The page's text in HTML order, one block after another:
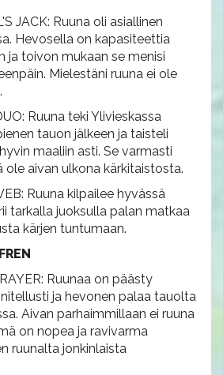
JACK: Ruuna oli asiallinen
Hevosella on kapasiteettia
ja toivon mukaan se menisi
Mielestäni ruuna ei ole
Ruuna teki Ylivieskassa
tauon jälkeen ja taisteli
maaliin asti. Se varmasti
ole aivan ulkona kärkitaistosta.
Ruuna kilpailee hyvässä
tarkalla juoksulla palan matkaa
kärjen tuntumaan.
Ruunaa on päästy
ja hevonen palaa tauolta
Aivan parhaimmillaan ei ruuna
on nopea ja ravivarma
ruunalta jonkinlaista